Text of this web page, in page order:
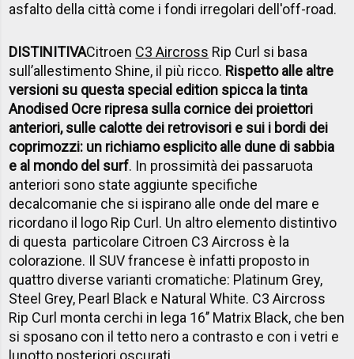
asfalto della città come i fondi irregolari dell'off-road.
DISTINITIVACitroen C3 Aircross Rip Curl si basa
sull’allestimento Shine, il più ricco. Rispetto alle altre
versioni su questa special edition spicca la tinta
Anodised Ocre ripresa sulla cornice dei proiettori
anteriori, sulle calotte dei retrovisori e sui i bordi dei
coprimozzi: un richiamo esplicito alle dune di sabbia
e al mondo del surf. In prossimità dei passaruota
anteriori sono state aggiunte specifiche
decalcomanie che si ispirano alle onde del mare e
ricordano il logo Rip Curl. Un altro elemento distintivo
di questa particolare Citroen C3 Aircross è la
colorazione. Il SUV francese è infatti proposto in
quattro diverse varianti cromatiche: Platinum Grey,
Steel Grey, Pearl Black e Natural White. C3 Aircross
Rip Curl monta cerchi in lega 16’’ Matrix Black, che ben
si sposano con il tetto nero a contrasto e con i vetri e